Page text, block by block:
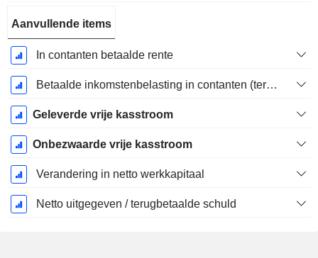
Aanvullende items
In contanten betaalde rente
Betaalde inkomstenbelasting in contanten (teruggave)
Geleverde vrije kasstroom
Onbezwaarde vrije kasstroom
Verandering in netto werkkapitaal
Netto uitgegeven / terugbetaalde schuld